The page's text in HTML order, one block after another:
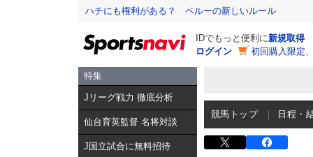
ハチにも権利がある？ ペルーの新しいルール
IDでもっと便利に新規取得
ログイン
初回購入限定
特集
Jリーグ戦力 徹底分析
仙台育英監督 名将対談
J国立試合に無料招待
競馬トップ 日程・